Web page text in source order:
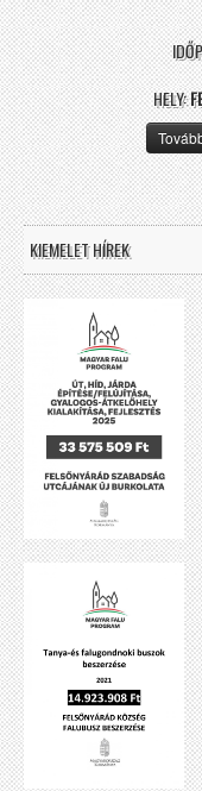
HELY:
KIEMELET HÍREK